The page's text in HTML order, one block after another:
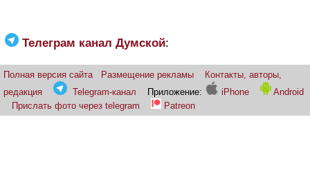
Телеграм канал Думской:
Полная версия сайта Размещение рекламы
Контакты, авторы,
редакция
Telegram-канал Приложение: iPhone
Android
Прислать фото через telegram
Patreon